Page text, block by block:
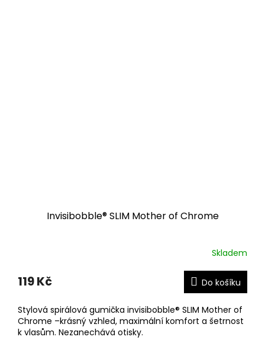
Invisibobble® SLIM Mother of Chrome
Skladem
119 Kč Do košíku
Stylová spirálová gumička invisibobble® SLIM Mother of
Chrome –krásný vzhled, maximální komfort a šetrnost
k vlasům. Nezanechává otisky.